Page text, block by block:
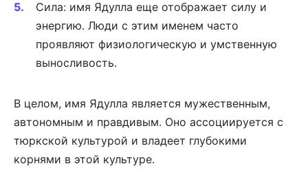
Сила: имя Ядулла еще отображает силу и
энергию. Люди с этим именем часто
проявляют физиологическую и умственную
выносливость.
В целом, имя Ядулла является мужественным,
автономным и правдивым. Оно ассоциируется с
тюркской культурой и владеет глубокими
корнями в этой культуре.